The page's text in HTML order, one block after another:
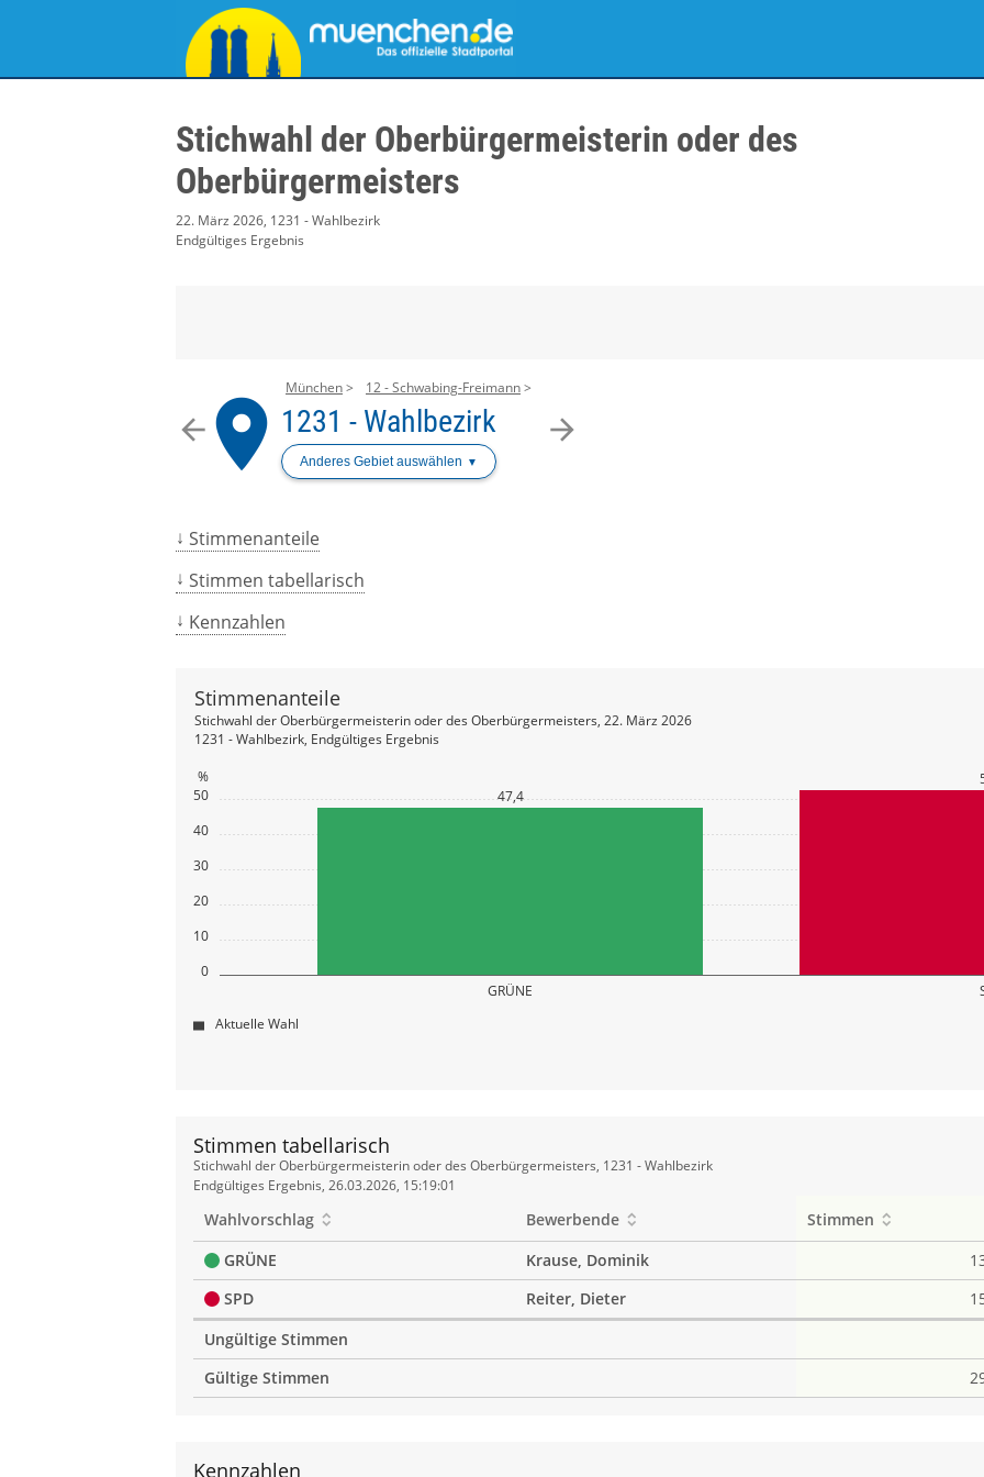
Stichwahl der Oberbürgermeisterin oder des
Oberbürgermeisters
22. März 2026, 1231 - Wahlbezirk
Endgültiges Ergebnis
arrow_back arrow_forward
place
München 12 - Schwabing-Freimann
1231 - Wahlbezirk
Anderes Gebiet auswählen
Stimmenanteile
Stimmen tabellarisch
Kennzahlen
0
10
20
30
40
50
%
GRÜNE
47,4
Stimmenanteile
Stichwahl der Oberbürgermeisterin oder des Oberbürgermeisters, 22. März 2026
1231 - Wahlbezirk, Endgültiges Ergebnis
Aktuelle Wahl
Stimmen tabellarisch
Stimmen
tabellarisch
Stichwahl der Oberbürgermeisterin oder des Oberbürgermeisters, 1231 - Wahlbezirk
Endgültiges Ergebnis, 26.03.2026, 15:19:01
Wahlvorschlag Bewerbende Stimmen
GRÜNE
Krause, Dominik
SPD
Reiter, Dieter
Ungültige Stimmen
Gültige Stimmen
Kennzahlen